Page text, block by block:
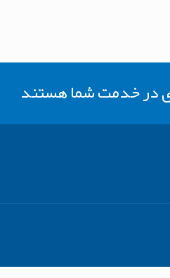
در خدمت شما هستند